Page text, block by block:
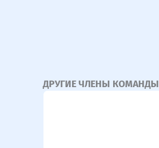
ДРУГИЕ ЧЛЕНЫ КОМАНДЫ